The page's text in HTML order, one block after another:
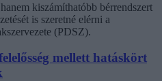
kiszámíthatóbb bérrendszert
is szeretné elérni a
(PDSZ).
mellett hatáskört